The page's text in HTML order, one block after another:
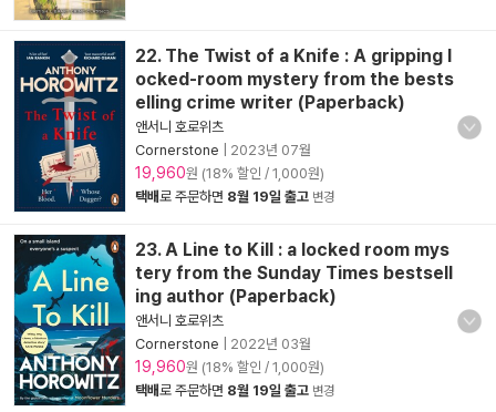
22. The Twist of a Knife : A gripping l
ocked-room mystery from the bests
elling crime writer (Paperback)
앤서니 호로위츠
Cornerstone
2023년 07월
19,960원 (18% 할인 / 1,000원)
택배로 주문하면 8월 19일 출고 변경
23. A Line to Kill : a locked room mys
tery from the Sunday Times bestsell
ing author (Paperback)
앤서니 호로위츠
Cornerstone
2022년 03월
19,960원 (18% 할인 / 1,000원)
택배로 주문하면 8월 19일 출고 변경